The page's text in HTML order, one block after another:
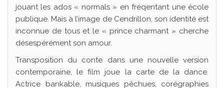
jouant les ados « normals » en fréqentant une école
publique. Mais à l’image de Cendrillon, son identité est
inconnue de tous et le « prince charmant » cherche
désespérément son amour.
Transposition du conte dans une nouvelle version
contemporaine, le film joue la carte de la dance.
Actrice bankable, musiques pêchues, corégraphies